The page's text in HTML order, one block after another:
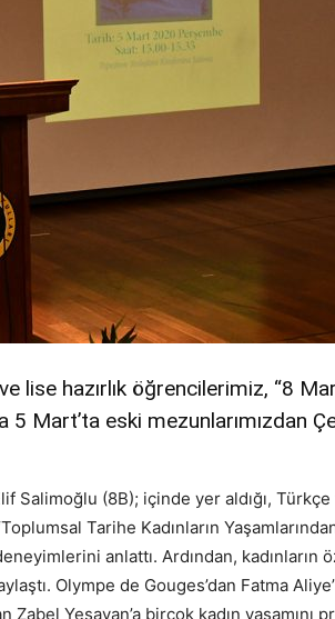
lise hazırlık öğrencilerimiz, “8
5 Mart’ta eski mezunlarımızdan
(8B); içinde yer aldığı, Türkçe
Tarihe Kadınların
anlattı. Ardından, kadınların
Olympe de Gouges’dan Fatma
Zabel Yesayan’a birçok kadın yaşamını